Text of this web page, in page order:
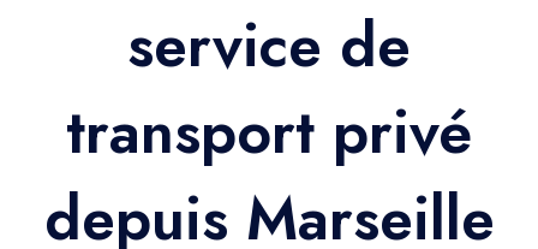
Nos services
Nos services
Trajet Gare SNCF
Réservation
service de
transport privé
depuis Marseille